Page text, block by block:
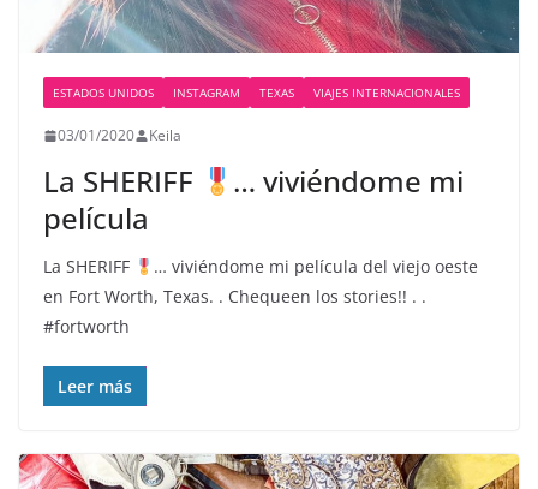
ESTADOS UNIDOS INSTAGRAM TEXAS VIAJES INTERNACIONALES
03/01/2020 Keila
La SHERIFF
… viviéndome mi
película
La SHERIFF
… viviéndome mi película del viejo oeste
en Fort Worth, Texas. . Chequeen los stories!! . .
#fortworth
Leer más